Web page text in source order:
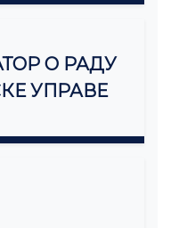
О РАДУ
УПРАВЕ